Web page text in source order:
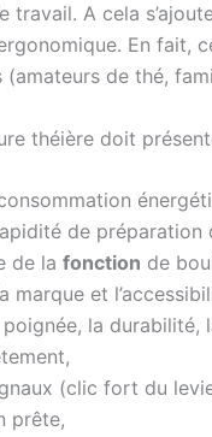
A cela
En fait,
de thé,
théière doit
de préparation
de la fonction de
marque et
poignée, la
(clic fort du
prête,